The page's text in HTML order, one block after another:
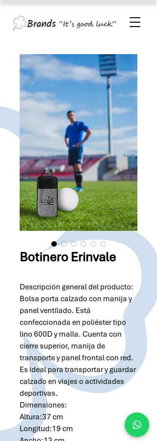
Botinero Erinvale
Descripción general del producto:
Bolsa porta calzado con manija y
panel ventilado. Está
confeccionada en poliéster tipo
lino 600D y malla. Cuenta con
cierre superior, manija de
transporte y panel frontal con red.
Es ideal para transportar y guardar
calzado en viajes o actividades
deportivas.
Dimensiones:
Altura:37 cm
Longitud:19 cm